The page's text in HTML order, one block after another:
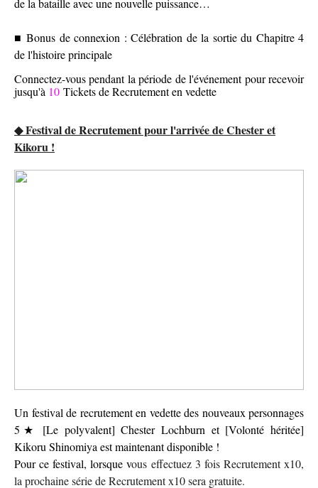
de la bataille avec une nouvelle puissance…
■ Bonus de connexion : Célébration de la sortie du Chapitre 4
de l'histoire principale
Connectez-vous pendant la période de l'événement pour recevoir
jusqu'à 10 Tickets de Recrutement en vedette
◆ Festival de Recrutement pour l'arrivée de Chester et
Kikoru !
Un festival de recrutement en vedette des nouveaux personnages
5★ [Le polyvalent] Chester Lochburn et [Volonté héritée]
Kikoru Shinomiya est maintenant disponible !
Pour ce festival, lorsque vous effectuez 3 fois Recrutement x10,
la prochaine série de Recrutement x10 sera gratuite.